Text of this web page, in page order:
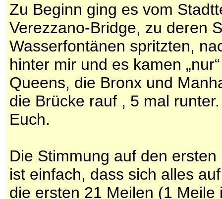
Zu Beginn ging es vom
Verezzano-Bridge, zu deren
Wasserfontänen spritzten,
hinter mir und es kamen
Queens, die Bronx und
die Brücke rauf , 5 mal
Euch.
Die Stimmung auf den
ist einfach, dass sich alles
die ersten 21 Meilen (1